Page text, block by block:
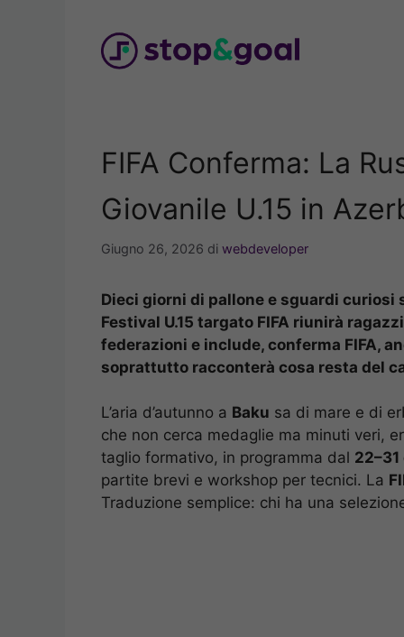
FIFA Conferma: La
Giovanile U.15 in
Giugno 26, 2026 di webdeveloper
Dieci giorni di pallone e sguardi curiosi
Festival U.15 targato FIFA riunirà
federazioni e include, conferma FIFA,
soprattutto racconterà cosa resta del
L’aria d’autunno a Baku sa di mare e di
che non cerca medaglie ma minuti veri,
taglio formativo, in programma dal
partite brevi e workshop per tecnici. La
Traduzione semplice: chi ha una